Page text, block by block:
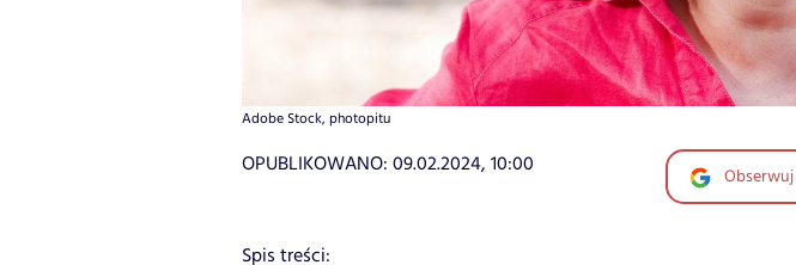
Adobe Stock, photopitu
OPUBLIKOWANO: 09.02.2024, 10:00
Spis treści: